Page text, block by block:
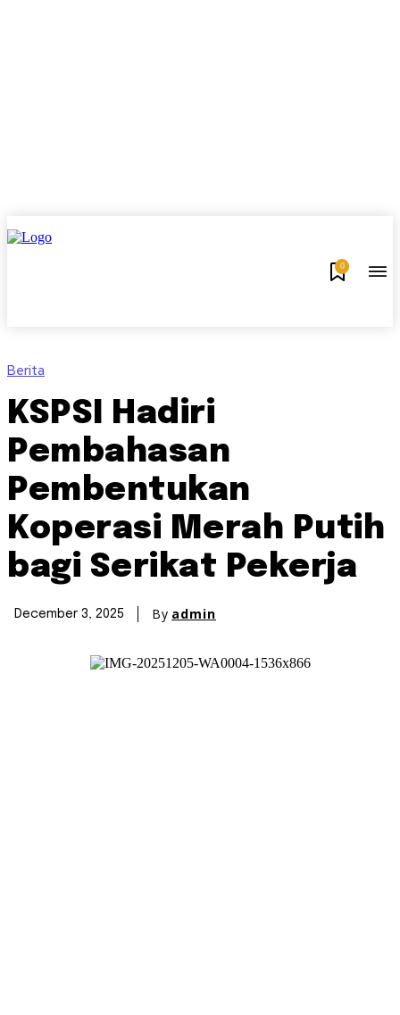
0
Berita
KSPSI Hadiri
Pembahasan
Pembentukan
Koperasi Merah Putih
bagi Serikat Pekerja
December 3, 2025 By admin